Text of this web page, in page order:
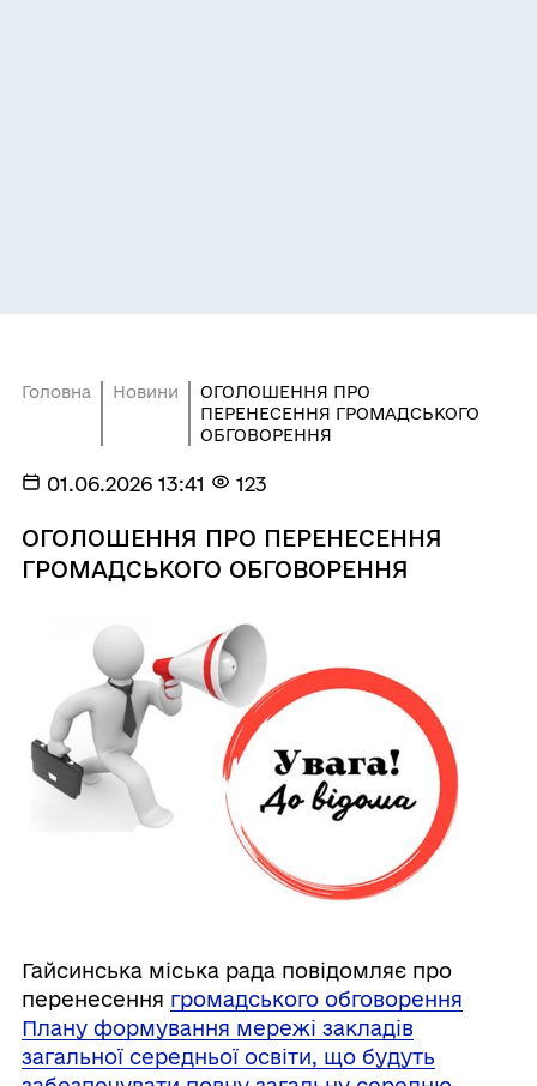
Головна Новини
ОГОЛОШЕННЯ ПРО
ПЕРЕНЕСЕННЯ ГРОМАДСЬКОГО
ОБГОВОРЕННЯ
01.06.2026 13:41 123
ОГОЛОШЕННЯ ПРО ПЕРЕНЕСЕННЯ
ГРОМАДСЬКОГО ОБГОВОРЕННЯ
Гайсинська міська рада повідомляє про
перенесення громадського обговорення
Плану формування мережі закладів
загальної середньої освіти, що будуть